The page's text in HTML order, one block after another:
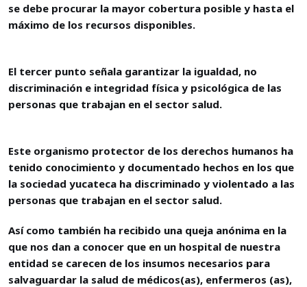
se debe procurar la mayor cobertura posible y hasta el
máximo de los recursos disponibles.
El tercer punto señala garantizar la igualdad, no
discriminación e integridad física y psicológica de las
personas que trabajan en el sector salud.
Este organismo protector de los derechos humanos ha
tenido conocimiento y documentado hechos en los que
la sociedad yucateca ha discriminado y violentado a las
personas que trabajan en el sector salud.
Así como también ha recibido una queja anónima en la
que nos dan a conocer que en un hospital de nuestra
entidad se carecen de los insumos necesarios para
salvaguardar la salud de médicos(as), enfermeros (as),